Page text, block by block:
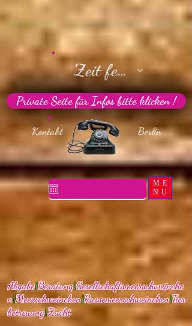
Zeit festlegen
Private Seite für Infos bitte klicken !
ME
NU
Kontakt Berlin
Abgabe|Beratung|Gesellschaftsmeerschweinche
n|Meerschweinchen|Rassemeerschweinchen|Tier
betreuung|Zucht